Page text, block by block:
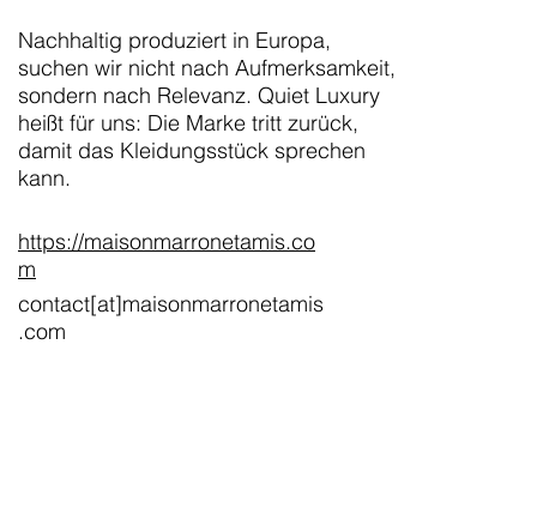
Nachhaltig produziert in Europa,
suchen wir nicht nach Aufmerksamkeit,
sondern nach Relevanz. Quiet Luxury
heißt für uns: Die Marke tritt zurück,
damit das Kleidungsstück sprechen
kann.
https://maisonmarronetamis.co
m
contact[at]maisonmarronetamis
.com